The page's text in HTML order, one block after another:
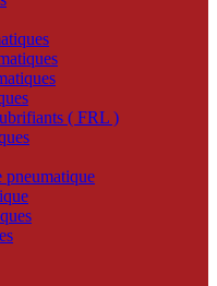
( FRL )
pneumatique